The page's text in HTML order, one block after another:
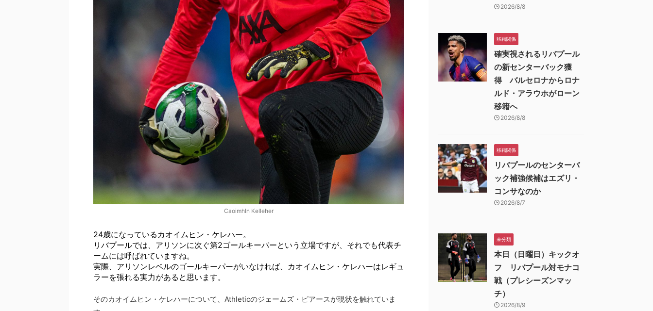
CaoimhIn Kelleher
24歳になっているカオイムヒン・ケレハー。
リバプールでは、アリソンに次ぐ第2ゴールキーパーという立場ですが、それでも代表チ
ームには呼ばれていますね。
実際、アリソンレベルのゴールキーパーがいなければ、カオイムヒン・ケレハーはレギュ
ラーを張れる実力があると思います。
そのカオイムヒン・ケレハーについて、Athleticのジェームズ・ピアースが現状を触れていま
2026/8/8
移籍関係
確実視されるリバプール
の新センターバック獲
得 バルセロナからロナ
ルド・アラウホがローン
移籍へ
2026/8/8
移籍関係
リバプールのセンターバ
ック補強候補はエズリ・
コンサなのか
2026/8/7
未分類
本日（日曜日）キックオ
フ リバプール対モナコ
戦（プレシーズンマッ
チ）
2026/8/9